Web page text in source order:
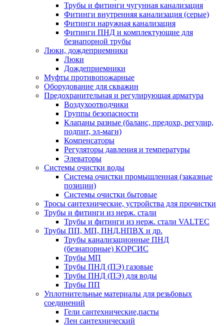
Трубы и фитинги чугунная канализация
Фитинги внутренняя канализация (серые)
Фитинги наружная канализация
Фитинги ПНД и комплектующие для
безнапорной трубы
Люки, дождеприемники
Люки
Дождеприемники
Муфты противопожарные
Оборудование для скважин
Предохранительная и регулирующая арматура
Воздухоотводчики
Группы безопасности
Клапаны разные (баланс, предохр, регулир,
подпит, эл-магн)
Компенсаторы
Регуляторы давления и температуры
Элеваторы
Системы очистки воды
Система очистки промышленная (заказные
позиции)
Системы очистки бытовые
Тросы сантехнические, устройства для прочистки
Трубы и фитинги из нерж. стали
Трубы и фитинги из нерж. стали VALTEC
Трубы ПП, МП, ПНД,НПВХ и др.
Трубы канализационные ПНД
(безнапорные) КОРСИС
Трубы МП
Трубы ПНД (ПЭ) газовые
Трубы ПНД (ПЭ) для воды
Трубы ПП
Уплотнительные материалы для резьбовых
соединений
Гели сантехнические,пасты
Лен сантехнический